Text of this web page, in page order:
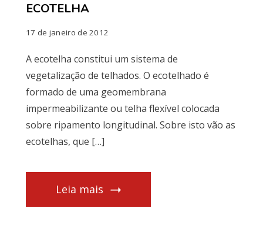
ECOTELHA
17 de janeiro de 2012
A ecotelha constitui um sistema de
vegetalização de telhados. O ecotelhado é
formado de uma geomembrana
impermeabilizante ou telha flexível colocada
sobre ripamento longitudinal. Sobre isto vão as
ecotelhas, que […]
Leia mais